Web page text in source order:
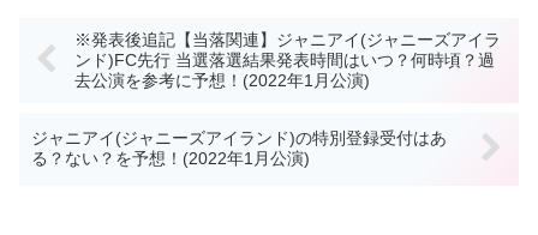
※発表後追記【当落関連】ジャニアイ(ジャニーズアイラ
ンド)FC先行 当選落選結果発表時間はいつ？何時頃？過
去公演を参考に予想！(2022年1月公演)
ジャニアイ(ジャニーズアイランド)の特別登録受付はあ
る？ない？を予想！(2022年1月公演)